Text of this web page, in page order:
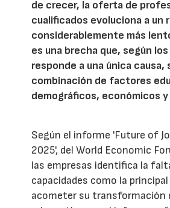
de crecer, la oferta de
cualificados evoluciona a un
considerablemente más
es una brecha que, según
responde a una única causa,
combinación de factores
demográficos, económicos
Según el informe 'Future of
2025', del World Economic
las empresas identifica la
capacidades como la
acometer su transformación